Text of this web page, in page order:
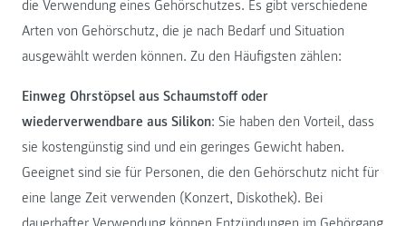
die Verwendung eines Gehörschutzes. Es gibt verschiedene
Arten von Gehörschutz, die je nach Bedarf und Situation
ausgewählt werden können. Zu den Häufigsten zählen:
Einweg Ohrstöpsel aus Schaumstoff oder
wiederverwendbare aus Silikon: Sie haben den Vorteil, dass
sie kostengünstig sind und ein geringes Gewicht haben.
Geeignet sind sie für Personen, die den Gehörschutz nicht für
eine lange Zeit verwenden (Konzert, Diskothek). Bei